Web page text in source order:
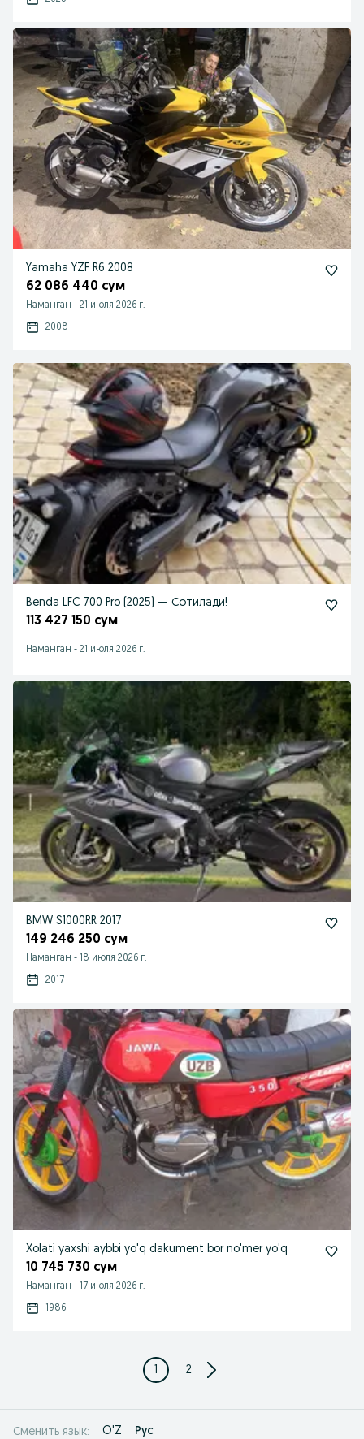
Yamaha YZF R6 2008
62 086 440 сум
Наманган - 21 июля 2026 г.
2008
Benda LFC 700 Pro (2025) — Сотилади!
113 427 150 сум
Наманган - 21 июля 2026 г.
BMW S1000RR 2017
149 246 250 сум
Наманган - 18 июля 2026 г.
2017
Xolati yaxshi aybbi yo'q dakument bor no'mer yo'q
10 745 730 сум
Наманган - 17 июля 2026 г.
1986
1 2
Сменить язык: O'Z Рус